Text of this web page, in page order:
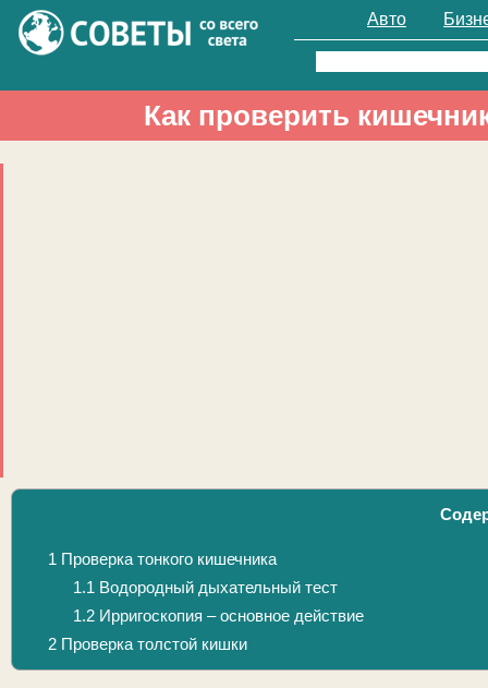
Авто
Найти:
Как проверить
1 Проверка тонкого кишечника
1.1 Водородный дыхательный тест
1.2Ирригоскопия – основное действие
2Проверка толстой кишки